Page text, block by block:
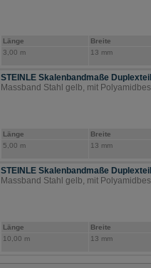
Länge Breite
3,00 m
13 mm
STEINLE Skalenbandmaße
Massband Stahl gelb, mit
Länge Breite
5,00 m
13 mm
STEINLE Skalenbandmaße
Massband Stahl gelb, mit
Länge Breite
10,00 m
13 mm